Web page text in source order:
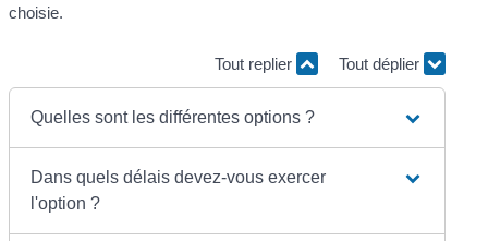
choisie.
Tout replier Tout déplier
Quelles sont les différentes options ?
Dans quels délais devez-vous exercer
l'option ?